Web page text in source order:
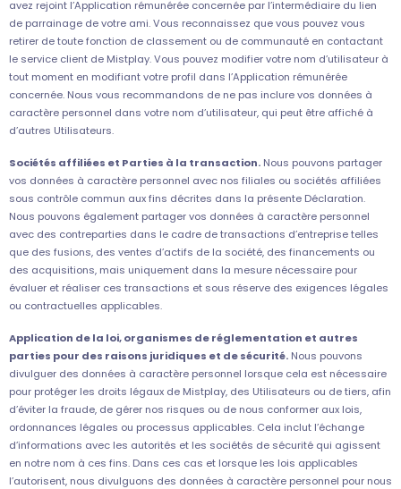
avez rejoint l’Application rémunérée concernée par l’intermédiaire du lien
de parrainage de votre ami. Vous reconnaissez que vous pouvez vous
retirer de toute fonction de classement ou de communauté en contactant
le service client de Mistplay. Vous pouvez modifier votre nom d’utilisateur à
tout moment en modifiant votre profil dans l’Application rémunérée
concernée. Nous vous recommandons de ne pas inclure vos données à
caractère personnel dans votre nom d’utilisateur, qui peut être affiché à
d’autres Utilisateurs.
Sociétés affiliées et Parties à la transaction.Nous pouvons partager
vos données à caractère personnel avec nos filiales ou sociétés affiliées
sous contrôle commun aux fins décrites dans la présente Déclaration.
Nous pouvons également partager vos données à caractère personnel
avec des contreparties dans le cadre de transactions d’entreprise telles
que des fusions, des ventes d’actifs de la société, des financements ou
des acquisitions, mais uniquement dans la mesure nécessaire pour
évaluer et réaliser ces transactions et sous réserve des exigences légales
ou contractuelles applicables.
Application de la loi, organismes de réglementation et autres
parties pour des raisons juridiques et de sécurité.Nous pouvons
divulguer des données à caractère personnel lorsque cela est nécessaire
pour protéger les droits légaux de Mistplay, des Utilisateurs ou de tiers, afin
d’éviter la fraude, de gérer nos risques ou de nous conformer aux lois,
ordonnances légales ou processus applicables. Cela inclut l’échange
d’informations avec les autorités et les sociétés de sécurité qui agissent
en notre nom à ces fins. Dans ces cas et lorsque les lois applicables
l’autorisent, nous divulguons des données à caractère personnel pour nous